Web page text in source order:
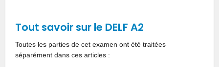
Tout savoir sur le DELF A2
Toutes les parties de cet examen ont été traitées
séparément dans ces articles :